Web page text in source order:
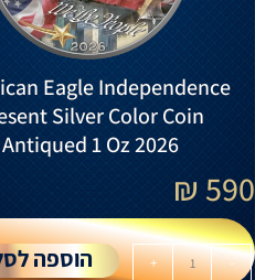
Eagle Independence
Silver Color Coin
Antiqued 1 Oz 2026
590
₪
-
+ הוספה